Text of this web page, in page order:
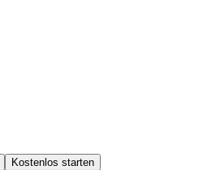
Kostenlos starten